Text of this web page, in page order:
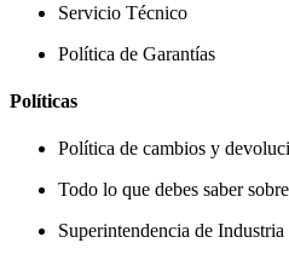
Servicio Técnico
Política de Garantías
Políticas
Política de cambios y
Todo lo que debes saber
Superintendencia de